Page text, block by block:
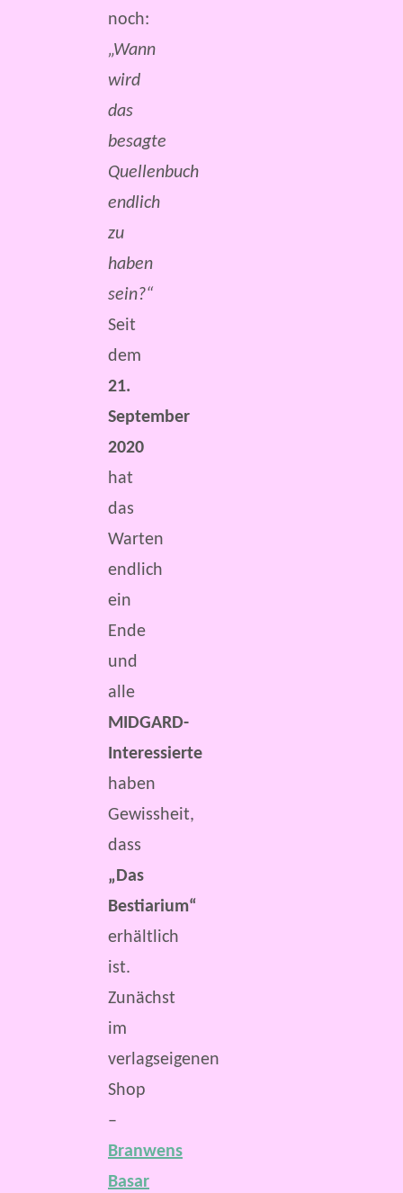
noch:
„Wann
wird
das
besagte
Quellenbuch
endlich
zu
haben
sein?“
Seit
dem
21.
September
2020
hat
das
Warten
endlich
ein
Ende
und
alle
MIDGARD-
Interessierte
haben
Gewissheit,
dass
„Das
Bestiarium“
erhältlich
ist.
Zunächst
im
verlagseigenen
Shop
–
Branwens
Basar